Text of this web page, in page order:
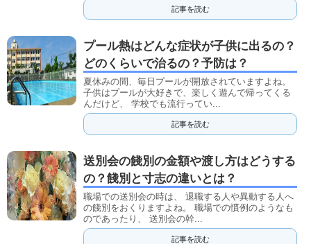
記事を読む
プール熱はどんな症状が子供に出るの？
どのくらいで治るの？予防は？
夏休みの間、毎日プールが開放されていますよね。
子供はプールが大好きで、楽しく遊んで帰ってくる
んだけど、 学校でも流行ってい...
記事を読む
送別会の餞別の金額や渡し方はどうする
の？餞別と寸志の違いとは？
職場での送別会の時は、 退職する人や異動する人へ
の餞別をおくりますよね。 職場での慣例のようなも
のであったり、 送別会の幹...
記事を読む